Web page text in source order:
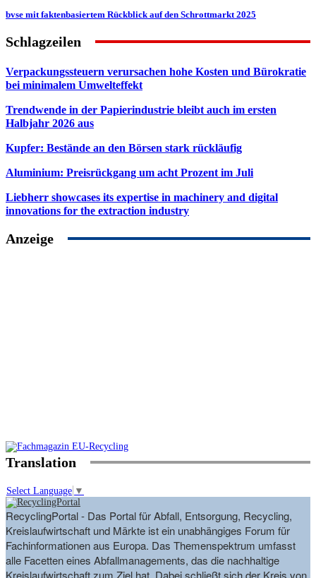
bvse mit faktenbasiertem Rückblick auf den Schrottmarkt 2025
Schlagzeilen
Verpackungssteuern verursachen hohe Kosten und Bürokratie
bei minimalem Umwelteffekt
Trendwende in der Papierindustrie bleibt auch im ersten
Halbjahr 2026 aus
Kupfer: Bestände an den Börsen stark rückläufig
Aluminium: Preisrückgang um acht Prozent im Juli
Liebherr showcases its expertise in machinery and digital
innovations for the extraction industry
Anzeige
Translation
Select Language ▼
RecyclingPortal - Das Portal für Abfall, Entsorgung, Recycling,
Kreislaufwirtschaft und Märkte ist ein unabhängiges Forum für
Fachinformationen aus Europa. Das Themenspektrum umfasst
alle Facetten eines Abfallmanagements, das die nachhaltige
Kreislaufwirtschaft zum Ziel hat. Dabei schließt sich der Kreis von